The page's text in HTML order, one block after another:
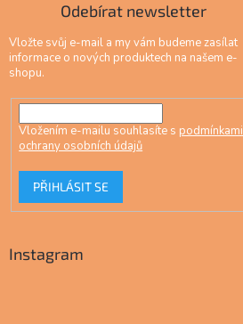
Odebírat newsletter
Vložte svůj e-mail a my vám budeme zasílat
informace o nových produktech na našem e-
shopu.
Vložením e-mailu souhlasíte s podmínkami
ochrany osobních údajů
PŘIHLÁSIT SE
Instagram